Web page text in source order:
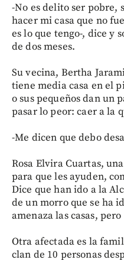
-No es delito ser pobre,
hacer mi casa que no
es lo que tengo-, dice y
de dos meses.
Su vecina, Bertha
tiene media casa en el
o sus pequeños dan un
pasar lo peor: caer a la
-Me dicen que debo
Rosa Elvira Cuartas,
para que les ayuden,
Dice que han ido a la
de un morro que se ha
amenaza las casas,
Otra afectada es la
clan de 10 personas